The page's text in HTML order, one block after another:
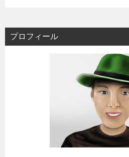
プロフィール